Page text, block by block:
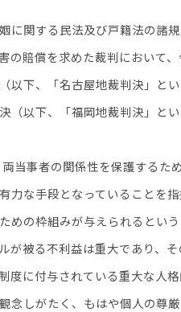
関する民法及び戸籍法の諸
の賠償を求めた裁判において
以下、「名古屋地裁判決」と
（以下、「福岡地裁判決」とい
当事者の関係性を保護するた
力な手段となっていることを
めの枠組みが与えられるとい
が被る不利益は重大であり、
度に付与されている重大な人
念しがたく、もはや個人の尊